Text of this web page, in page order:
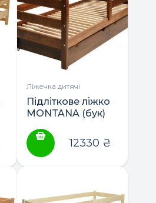
Ліжечка дитячі
Підліткове ліжко
MONTANA (бук)
шухлядами ТМ
Гойдалка12330 ₴